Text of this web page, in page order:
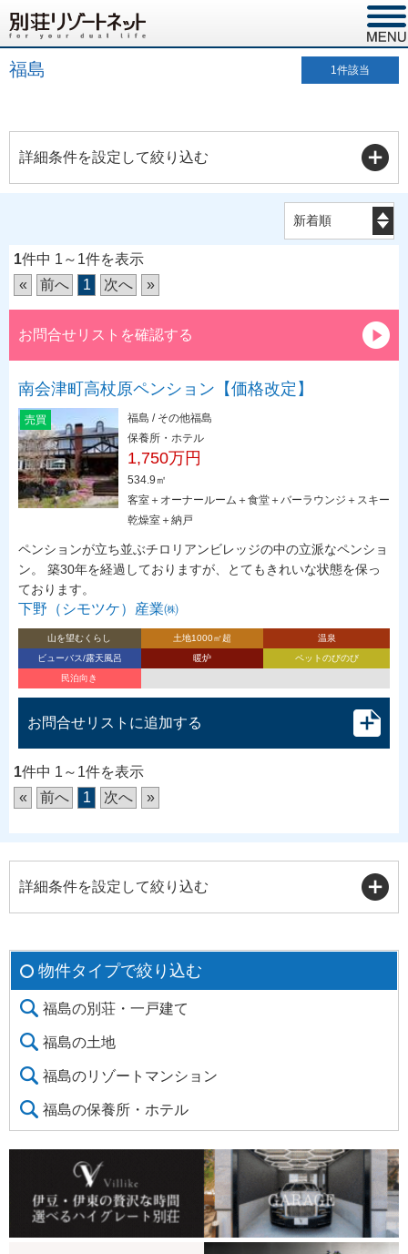
福島 1件該当
詳細条件を設定して絞り込む
1件中 1～1件を表示
«
前へ 1 次へ »
お問合せリストを確認する
南会津町高杖原ペンション【価格改定】
売買
福島 / その他福島
保養所・ホテル
1,750万円
534.9㎡
客室＋オーナールーム＋食堂＋バーラウンジ＋スキー
乾燥室＋納戸
ペンションが立ち並ぶチロリアンビレッジの中の立派なペンショ
ン。 築30年を経過しておりますが、とてもきれいな状態を保っ
ております。
下野（シモツケ）産業㈱
山を望むくらし 土地1000㎡超
温泉
ビューバス/露天風呂
暖炉
ペットのびのび
民泊向き
お問合せリストに追加する
1件中 1～1件を表示
«
前へ 1 次へ »
詳細条件を設定して絞り込む
物件タイプで絞り込む
福島の別荘・一戸建て
福島の土地
福島のリゾートマンション
福島の保養所・ホテル